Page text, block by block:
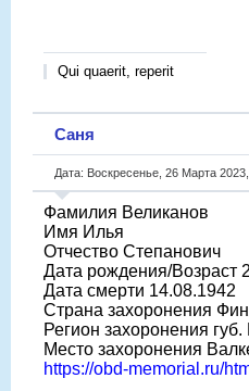
Qui quaerit, reperit
Саня
Дата: Воскресенье, 26 Марта
Фамилия Великанов
Имя Илья
Отчество Степанович
Дата рождения/Возраст
Дата смерти 14.08.1942
Страна захоронения
Регион захоронения
Место захоронения
https://obd-memorial.ru/